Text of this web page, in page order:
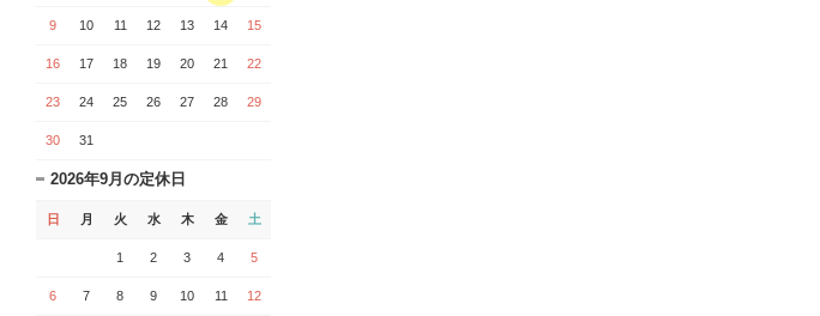
9 10 11 12 13 14 15
16 17 18 19 20 21 22
23 24 25 26 27 28 29
30 31
2026年9月の定休日
日 月 火 水 木 金 土
1 2 3 4 5
6 7 8 9 10 11 12